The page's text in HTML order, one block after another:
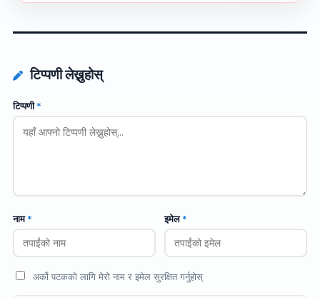
टिप्पणी लेख्नुहोस्
टिप्पणी*
नाम* इमेल*
अर्को पटकको लागि मेरो नाम र इमेल सुरक्षित गर्नुहोस्